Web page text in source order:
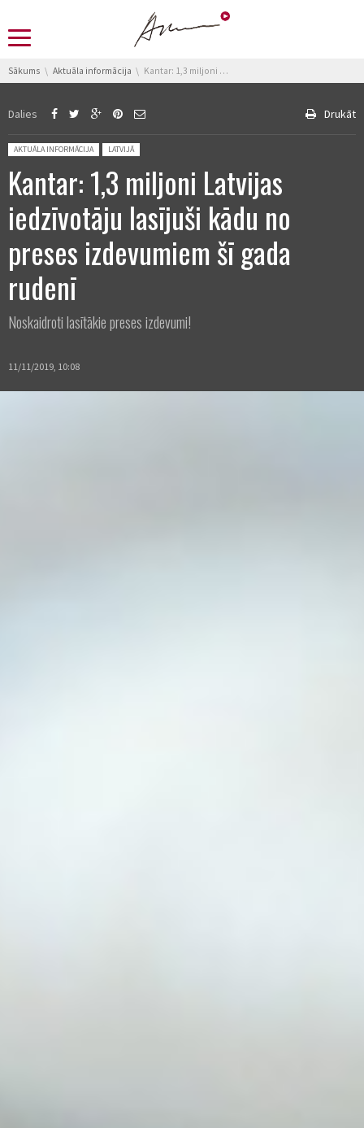
You are here:
Sākums Aktuāla informācija Kantar: 1,3 miljoni Latvijas iedzīvotāju lasījuši kādu no preses izdevumiem šī gada rudenī
Dalies Drukāt
Posted in:
AKTUĀLA INFORMĀCIJA LATVIJĀ
Kantar: 1,3 miljoni Latvijas
iedzīvotāju lasījuši kādu no
preses izdevumiem šī gada
rudenī
Noskaidroti lasītākie preses izdevumi!
11/11/2019, 10:08